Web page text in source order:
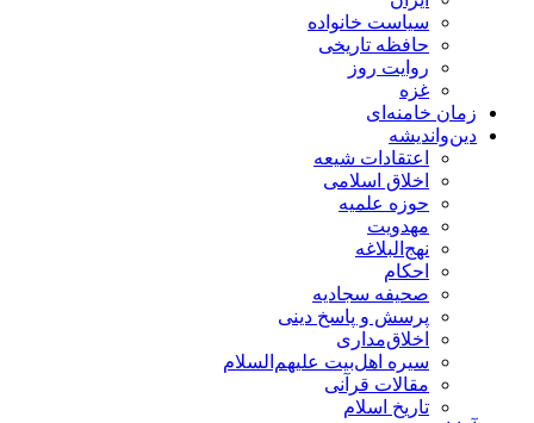
سیاست خانواده
حافظه تاریخی
روایت روز
غزه
زمان خامنه‌ای
دین‌واندیشه
اعتقادات شیعه
اخلاق اسلامی
حوزه علمیه
مهدویت
نهج‌البلاغه
احکام
صحیفه سجادیه
پرسش و پاسخ دینی
اخلاق‌مداری
سیره اهل‌بیت علیهم‌السلام
مقالات قرآنی
تاریخ اسلام